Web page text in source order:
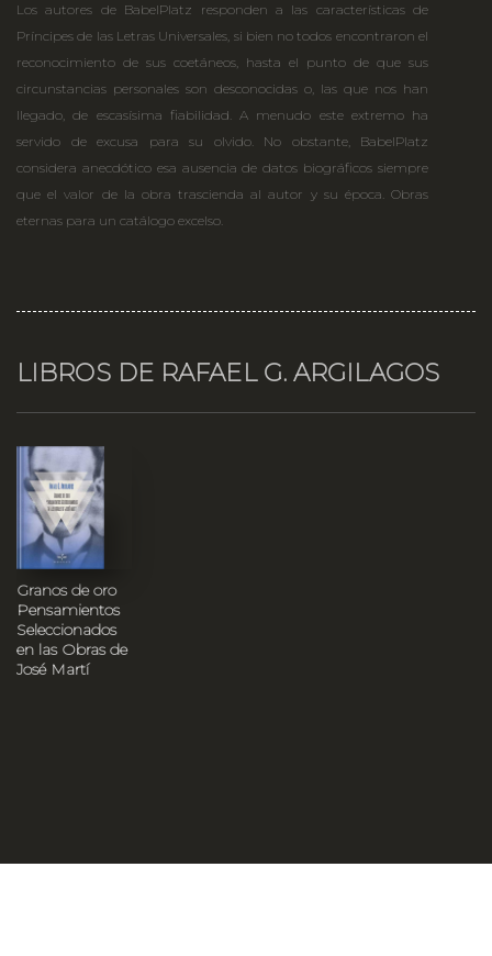
Los autores de BabelPlatz responden a las características de
Príncipes de las Letras Universales, si bien no todos encontraron el
reconocimiento de sus coetáneos, hasta el punto de que sus
circunstancias personales son desconocidas o, las que nos han
llegado, de escasísima fiabilidad. A menudo este extremo ha
servido de excusa para su olvido. No obstante, BabelPlatz
considera anecdótico esa ausencia de datos biográficos siempre
que el valor de la obra trascienda al autor y su época. Obras
eternas para un catálogo excelso.
LIBROS DE RAFAEL G. ARGILAGOS
Granos de oro
Pensamientos
Seleccionados
en las Obras de
José Martí